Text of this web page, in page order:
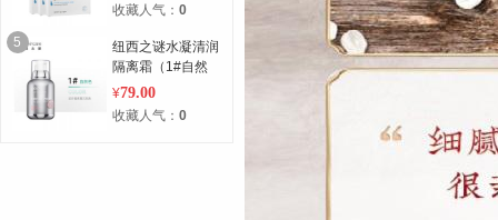
收藏人气： 0
5
纽西之谜水凝清润
隔离霜（1#自然
色）50g 50g
¥79.00
收藏人气： 0